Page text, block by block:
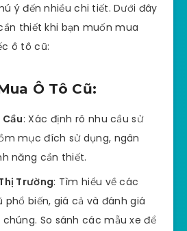
ý đến nhiều chi tiết. Dưới đây
thiết khi bạn muốn mua
ô tô cũ:
Ô Tô Cũ:
: Xác định rõ nhu cầu sử
mục đích sử dụng, ngân
năng cần thiết.
Trường: Tìm hiểu về các
phổ biến, giá cả và đánh giá
So sánh các mẫu xe để